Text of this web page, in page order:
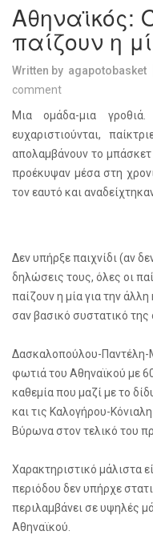
Αθηναϊκός:
παίζουν η
Written by agapotobasket
comment
Μια ομάδα-μια
ευχαριστιούνται,
απολαμβάνουν το
προέκυψαν μέσα στη
τον εαυτό και
Δεν υπήρξε παιχνίδι (αν
δηλώσεις τους, όλες οι
παίζουν η μία για την
σαν βασικό συστατικό
Δασκαλοπούλου-Παντέλη-
φωτιά του Αθηναϊκού με
καθεμία που μαζί με το
και τις Καλογήρου-
Βύρωνα στον τελικό του
Χαρακτηριστικό μάλιστα
περιόδου δεν υπήρχε
περιλαμβάνει σε υψηλές
Αθηναϊκού.